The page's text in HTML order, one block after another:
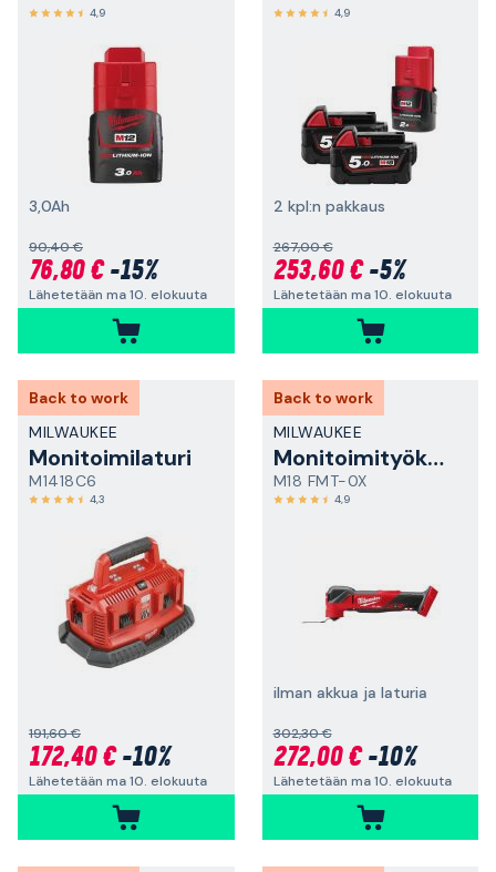
4,9
3,0Ah
90,40 €
76,80 €-15%
Lähetetään ma 10. elokuuta
4,9
2 kpl:n pakkaus
267,00 €
253,60 €-5%
Lähetetään ma 10. elokuuta
Back to work
MILWAUKEE
Monitoimilaturi
M1418C6
4,3
191,60 €
172,40 €-10%
Lähetetään ma 10. elokuuta
Back to work
MILWAUKEE
Monitoimityökalu
M18 FMT-0X
4,9
ilman akkua ja laturia
302,30 €
272,00 €-10%
Lähetetään ma 10. elokuuta